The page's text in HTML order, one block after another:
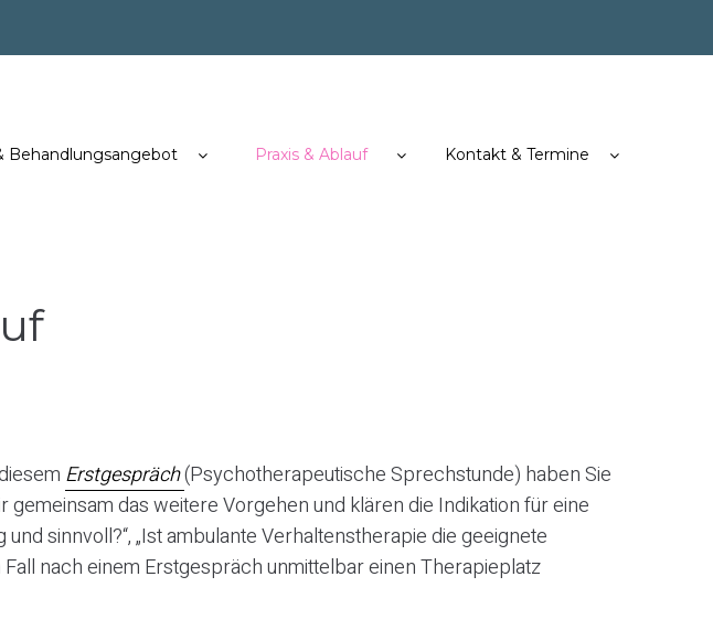
Behandlungsangebot Praxis & Ablauf Kontakt & Termine
Erstgespräch(Psychotherapeutische Sprechstunde) haben Sie
das weitere Vorgehen und klären die Indikation für eine
sinnvoll?“, „Ist ambulante Verhaltenstherapie die geeignete
nach einem Erstgespräch unmittelbar einen Therapieplatz